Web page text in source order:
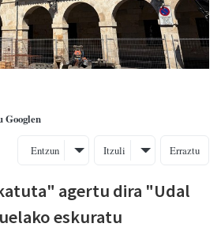
Googlen
Entzun Itzuli Erraztu
agertu dira "Udal
eskuratu